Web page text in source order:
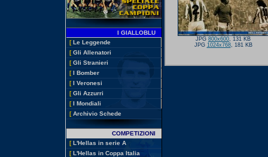
I GIALLOBLU
[ Le Leggende
[ Gli Allenatori
[ Gli Stranieri
[ I Bomber
[ I Veronesi
[ Gli Azzurri
[ I Mondiali
[ Archivio Schede
COMPETIZIONI
[ L'Hellas in serie A
[ L'Hellas in Coppa Italia
JPG 800x600, 131 KB
JPG 1024x768, 181 KB